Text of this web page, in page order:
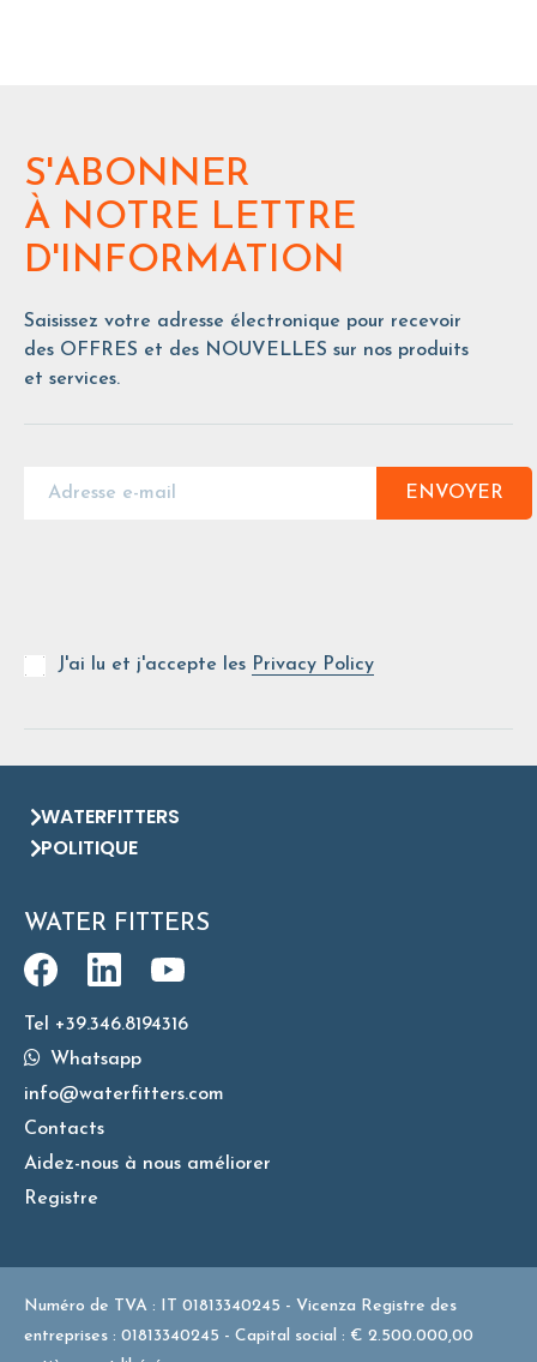
S'ABONNER
À NOTRE LETTRE
D'INFORMATION
Saisissez votre adresse électronique pour recevoir
des OFFRES et des NOUVELLES sur nos produits
et services.
ENVOYER
J'ai lu et j'accepte les Privacy Policy
WATERFITTERS
POLITIQUE
WATER FITTERS
Tel +39.346.8194316
Whatsapp
info@waterfitters.com
Contacts
Aidez-nous à nous améliorer
Registre
Numéro de TVA : IT 01813340245 - Vicenza Registre des
entreprises : 01813340245 - Capital social : € 2.500.000,00